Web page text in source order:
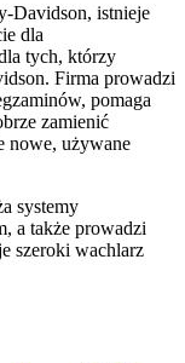
Davidson, istnieje
dla
tych, którzy
Firma prowadzi
pomaga
zamienić
nowe, używane
systemy
a także prowadzi
szeroki wachlarz